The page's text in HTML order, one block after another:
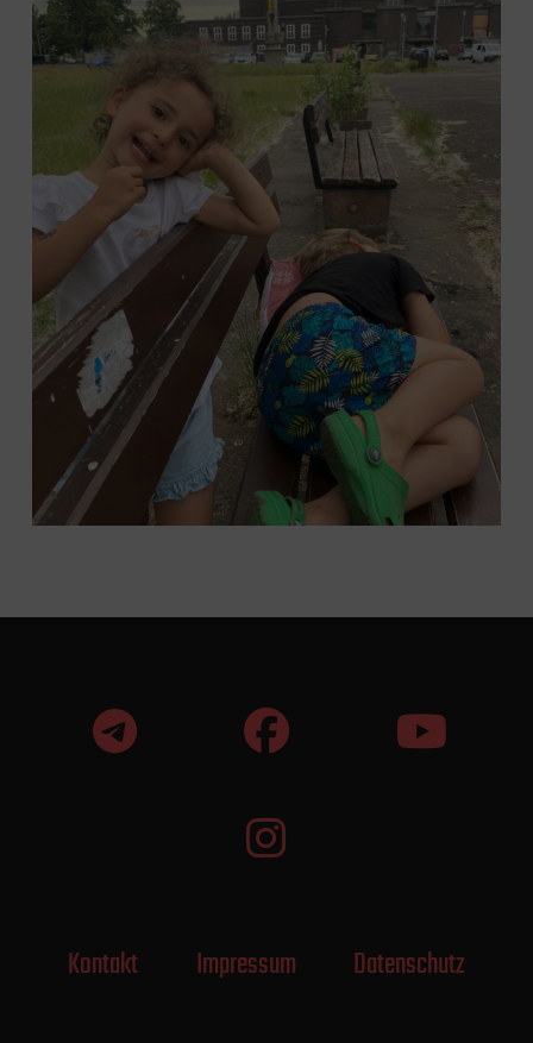
Kontakt Impressum Datenschutz